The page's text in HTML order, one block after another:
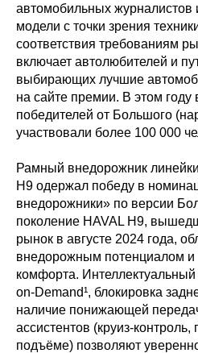
автомобильных журналистов
модели с точки зрения
соответствия требованиям
включает автолюбителей и
выбирающих лучшие
на сайте премии. В этом
победителей от Большого
участвовали более 100 000
Рамный внедорожник
H9 одержал победу в
внедорожники» по версии
поколение HAVAL H9,
рынок в августе 2024 года,
внедорожным потенциалом
комфорта.
on-Demand¹, блокировка
наличие понижающей
ассистентов (круиз-
подъёме) позволяют